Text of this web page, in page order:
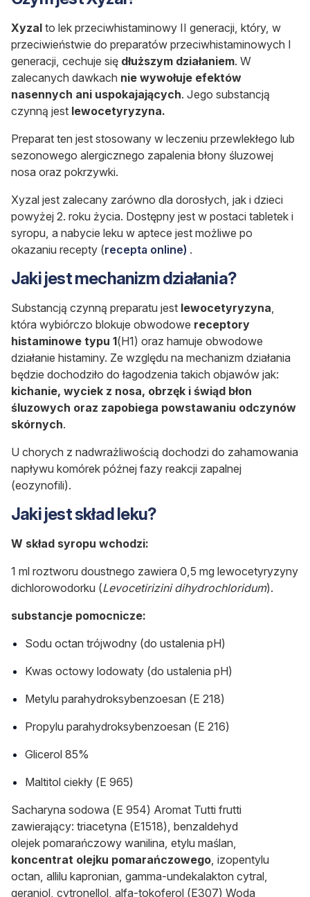
Xyzal to lek przeciwhistaminowy II generacji, który, w
przeciwieństwie do preparatów przeciwhistaminowych I
generacji, cechuje się dłuższym działaniem. W
zalecanych dawkach nie wywołuje efektów
nasennych ani uspokajających. Jego substancją
czynną jest lewocetyryzyna.
Preparat ten jest stosowany w leczeniu przewlekłego lub
sezonowego alergicznego zapalenia błony śluzowej
nosa oraz pokrzywki.
Xyzal jest zalecany zarówno dla dorosłych, jak i dzieci
powyżej 2. roku życia. Dostępny jest w postaci tabletek i
syropu, a nabycie leku w aptece jest możliwe po
okazaniu recepty (recepta online) .
Jaki jest mechanizm działania?
Substancją czynną preparatu jest lewocetyryzyna,
która wybiórczo blokuje obwodowe receptory
histaminowe typu 1(H1) oraz hamuje obwodowe
działanie histaminy. Ze względu na mechanizm działania
będzie dochodziło do łagodzenia takich objawów jak:
kichanie, wyciek z nosa, obrzęk i świąd błon
śluzowych oraz zapobiega powstawaniu odczynów
skórnych.
U chorych z nadwrażliwością dochodzi do zahamowania
napływu komórek późnej fazy reakcji zapalnej
(eozynofili).
Jaki jest skład leku?
W skład syropu wchodzi:
1 ml roztworu doustnego zawiera 0,5 mg lewocetyryzyny
dichlorowodorku (Levocetirizini dihydrochloridum).
substancje pomocnicze:
Sodu octan trójwodny (do ustalenia pH)
Kwas octowy lodowaty (do ustalenia pH)
Metylu parahydroksybenzoesan (E 218)
Propylu parahydroksybenzoesan (E 216)
Glicerol 85%
Maltitol ciekły (E 965)
Sacharyna sodowa (E 954) Aromat Tutti frutti
zawierający: triacetyna (E1518), benzaldehyd
olejek pomarańczowy wanilina, etylu maślan,
koncentrat olejku pomarańczowego, izopentylu
octan, allilu kapronian, gamma-undekalakton cytral,
geraniol, cytronellol, alfa-tokoferol (E307) Woda